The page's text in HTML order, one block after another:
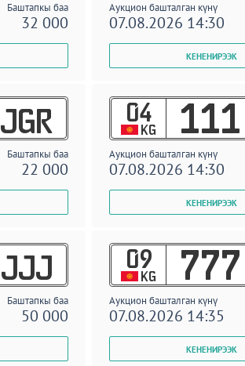
Баштапкы баа
32 000
Аукцион башталган күнү
07.08.2026 14:30
JGR
Баштапкы баа
22 000
04
KG 111
Аукцион башталган күнү
07.08.2026 14:30
JJJ
Баштапкы баа
50 000
09
KG 777
Аукцион башталган күнү
07.08.2026 14:35